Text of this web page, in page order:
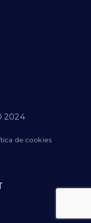
2024
de cookies